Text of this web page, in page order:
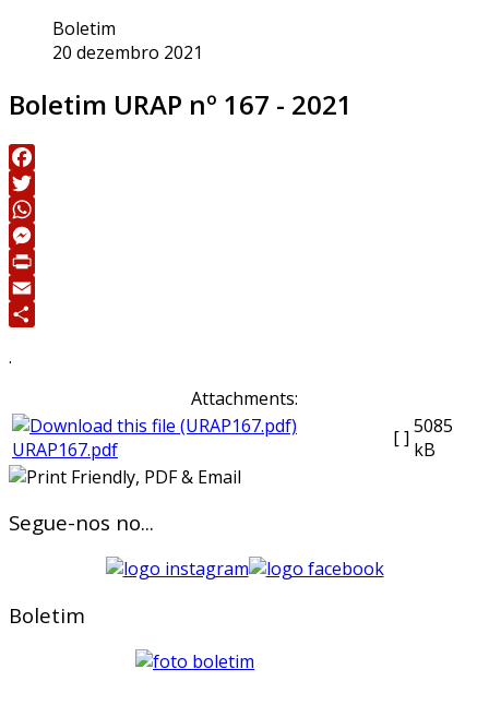
Boletim
20 dezembro 2021
Boletim URAP nº 167 - 2021
Facebook
Twitter
WhatsApp
Messenger
Print
Email
.
Attachments:
URAP167.pdf [ ] 5085
kB
Segue-nos no...
Boletim